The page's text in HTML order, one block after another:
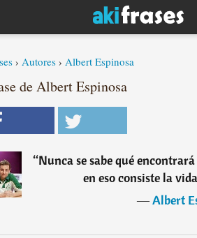
› Autores › Albert Espinosa
de Albert Espinosa
“Nunca se sabe qué
en eso consiste la
―Albert